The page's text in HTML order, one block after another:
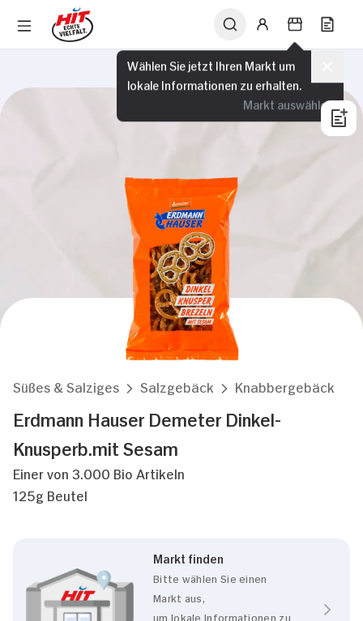
Wählen Sie jetzt Ihren Markt um
lokale Informationen zu erhalten.
Markt auswählen
Süßes & Salziges Salzgebäck Knabbergebäck
Erdmann Hauser Demeter Dinkel-
Knusperb.mit Sesam
Einer von 3.000 Bio Artikeln
125g Beutel
Markt finden
Bitte wählen Sie einen
Markt aus,
um lokale Informationen zu